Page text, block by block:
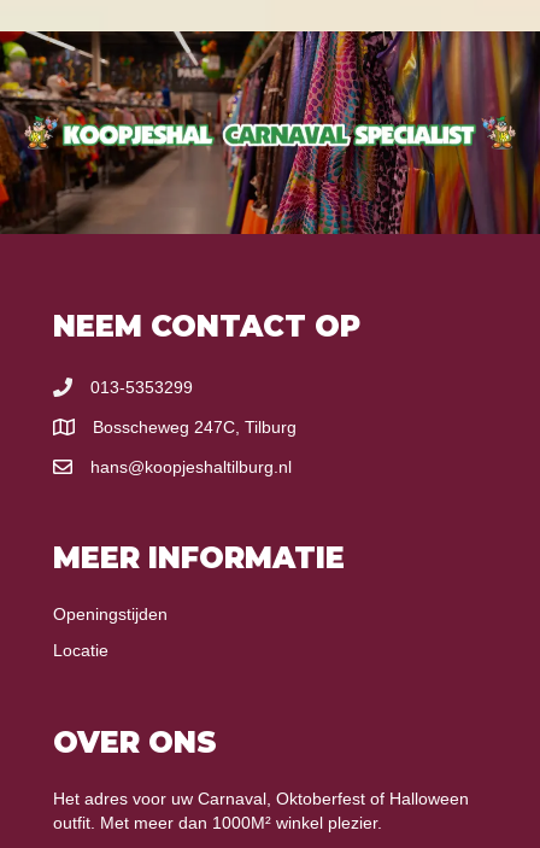
NEEM CONTACT OP
013-5353299
Bosscheweg 247C, Tilburg
hans@koopjeshaltilburg.nl
MEER INFORMATIE
Openingstijden
Locatie
OVER ONS
Het adres voor uw Carnaval, Oktoberfest of Halloween
outfit. Met meer dan 1000M² winkel plezier.